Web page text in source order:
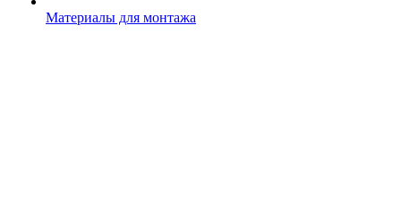
Материалы для монтажа